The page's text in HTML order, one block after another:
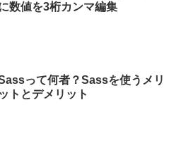
数値を3桁カンマ編集
って何者？Sassを使うメリ
ットとデメリット